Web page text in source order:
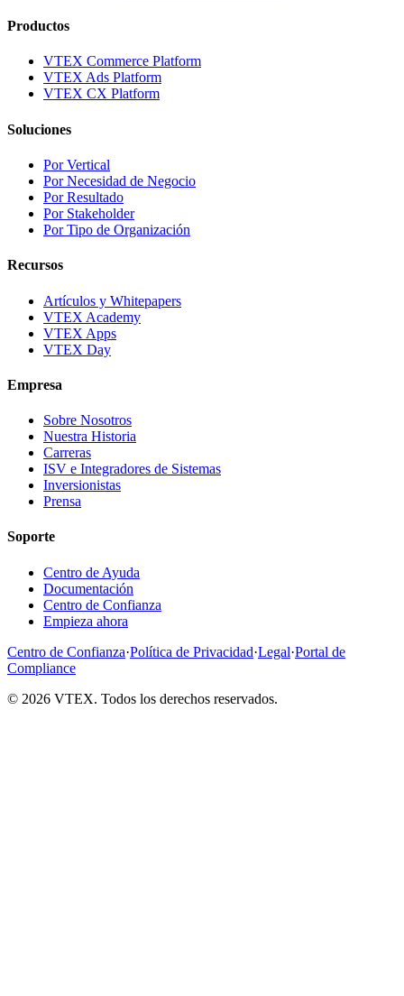
Productos
VTEX Commerce Platform
VTEX Ads Platform
VTEX CX Platform
Soluciones
Por Vertical
Por Necesidad de Negocio
Por Resultado
Por Stakeholder
Por Tipo de Organización
Recursos
Artículos y Whitepapers
VTEX Academy
VTEX Apps
VTEX Day
Empresa
Sobre Nosotros
Nuestra Historia
Carreras
ISV e Integradores de Sistemas
Inversionistas
Prensa
Soporte
Centro de Ayuda
Documentación
Centro de Confianza
Empieza ahora
Centro de Confianza·Política de Privacidad·Legal·Portal de
Compliance
© 2026 VTEX. Todos los derechos reservados.